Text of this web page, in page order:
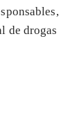
de drogas